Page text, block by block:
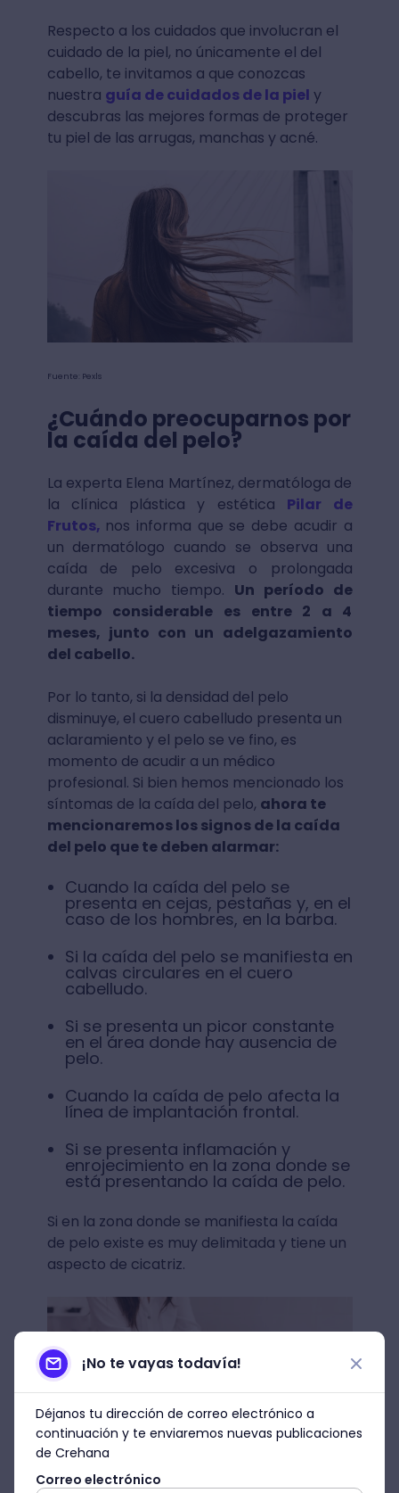
Respecto a los cuidados que involucran el
cuidado de la piel, no únicamente el del
cabello, te invitamos a que conozcas
nuestra guía de cuidados de la piel y
descubras las mejores formas de proteger
tu piel de las arrugas, manchas y acné.
Fuente: Pexls
¿Cuándo preocuparnos por
la caída del pelo?
La experta Elena Martínez, dermatóloga de
la clínica plástica y estética Pilar de
Frutos, nos informa que se debe acudir a
un dermatólogo cuando se observa una
caída de pelo excesiva o prolongada
durante mucho tiempo. Un período de
tiempo considerable es entre 2 a 4
meses, junto con un adelgazamiento
del cabello.
Por lo tanto, si la densidad del pelo
disminuye, el cuero cabelludo presenta un
aclaramiento y el pelo se ve fino, es
momento de acudir a un médico
profesional. Si bien hemos mencionado los
síntomas de la caída del pelo, ahora te
mencionaremos los signos de la caída
del pelo que te deben alarmar:
Cuando la caída del pelo se
presenta en cejas, pestañas y, en el
caso de los hombres, en la barba.
Si la caída del pelo se manifiesta en
calvas circulares en el cuero
cabelludo.
Si se presenta un picor constante
en el área donde hay ausencia de
pelo.
Cuando la caída de pelo afecta la
línea de implantación frontal.
Si se presenta inflamación y
enrojecimiento en la zona donde se
está presentando la caída de pelo.
Si en la zona donde se manifiesta la caída
de pelo existe es muy delimitada y tiene un
aspecto de cicatriz.
¡No te vayas todavía!
Déjanos tu dirección de correo electrónico a
continuación y te enviaremos nuevas publicaciones
de Crehana
Correo electrónico